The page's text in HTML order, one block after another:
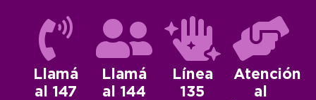
Llamá
al 147
Llamá
al 144
Línea
135
Atención
al